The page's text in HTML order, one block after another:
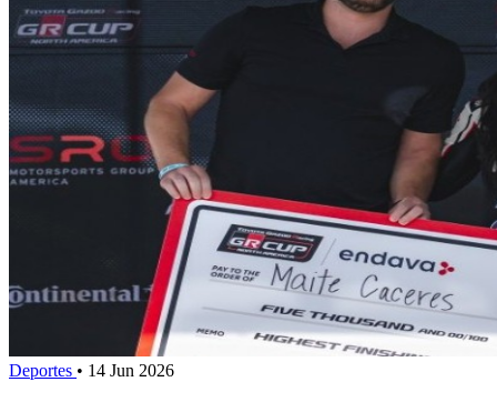
Deportes • 14 Jun 2026